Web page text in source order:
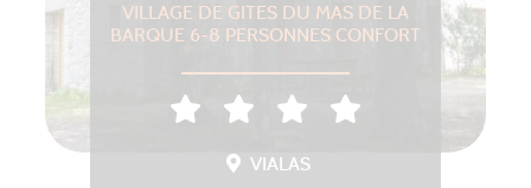
VILLAGE DE GITES DU MAS DE LA
BARQUE 6-8 PERSONNES CONFORT
VIALAS